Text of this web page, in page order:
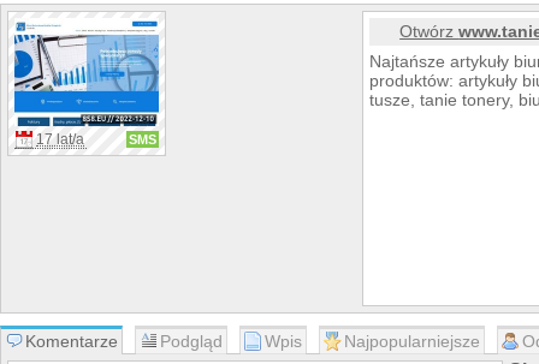
17 lat/a SMS
Otwórz
Najtańsze artykuły
produktów: artykuły
tusze, tanie tonery,
Komentarze Podgląd Wpis Najpopularniejsze